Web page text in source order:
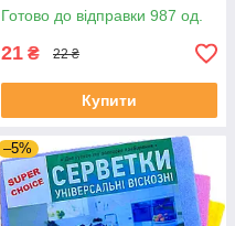
Готово до відправки 987 од.
21 ₴ 22 ₴
Купити
–5%